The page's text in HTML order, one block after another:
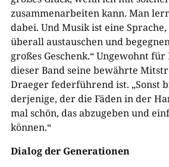
zusammenarbeiten kann. Man
dabei. Und Musik ist eine
überall austauschen und
großes Geschenk.“ Ungewohnt
dieser Band seine bewährte
Draeger federführend ist. „Sonst
derjenige, der die Fäden in der
mal schön, das abzugeben und
können.“
Dialog der Generationen